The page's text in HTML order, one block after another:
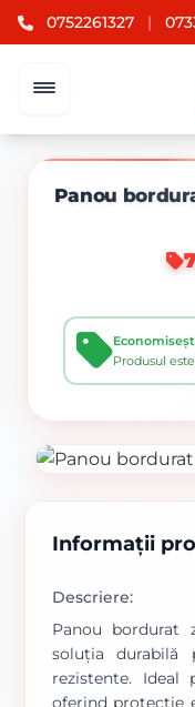
0752261327 |
Panou
Produsul
Informații
Descriere:
Panou bordurat
soluția durabilă
rezistente. Ideal
oferind protecție